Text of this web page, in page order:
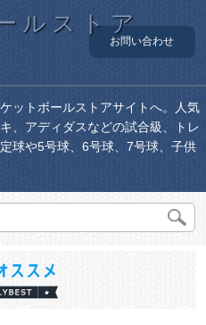
ルストア
お問い合わせ
ットボールストアサイトへ。人気
、アディダスなどの試合級、トレ
球や5号球、6号球、7号球、子供